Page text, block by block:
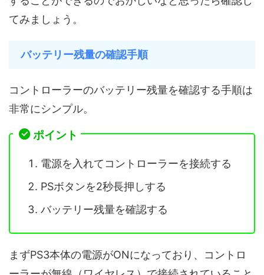
てみましょう。
バッテリー残量の確認手順
コントローラーのバッテリー残量を確認する手順は
非常にシンプル。
ポイント
電源を入れてコントローラーを接続する
PSボタンを2秒長押しする
バッテリー残量を確認する
まずPS3本体の電源がONになっており、コントロ